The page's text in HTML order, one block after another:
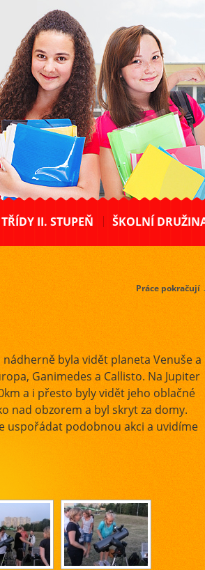
TŘÍDY II. STUPEŇ ŠKOLNÍ
Práce pokračují
byla vidět planeta Venuše a
Ganimedes a Callisto. Na Jupiter
a i přesto byly vidět jeho oblačné
nad obzorem a byl skryt za domy.
uspořádat podobnou akci a uvidíme